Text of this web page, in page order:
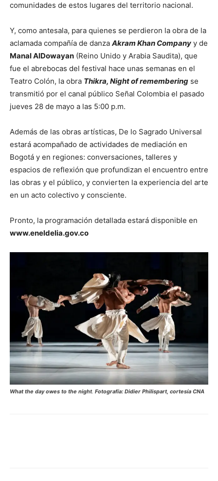
comunidades de estos lugares del territorio nacional.
Y, como antesala, para quienes se perdieron la obra de la
aclamada compañía de danza Akram Khan Company y de
Manal AlDowayan (Reino Unido y Arabia Saudita), que
fue el abrebocas del festival hace unas semanas en el
Teatro Colón, la obra Thikra, Night of remembering se
transmitió por el canal público Señal Colombia el pasado
jueves 28 de mayo a las 5:00 p.m.
Además de las obras artísticas, De lo Sagrado Universal
estará acompañado de actividades de mediación en
Bogotá y en regiones: conversaciones, talleres y
espacios de reflexión que profundizan el encuentro entre
las obras y el público, y convierten la experiencia del arte
en un acto colectivo y consciente.
Pronto, la programación detallada estará disponible en
www.eneldelia.gov.co
What the day owes to the night. Fotografía: Didier Philispart, cortesía CNA